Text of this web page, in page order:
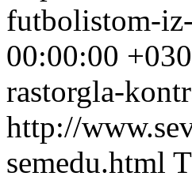
futbolistom-
00:00:00
rastorgla-
http://
semedu.html